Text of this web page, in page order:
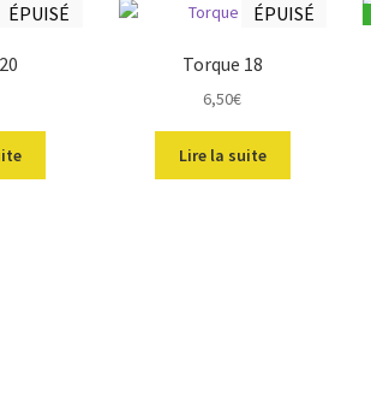
récent
ÉPUISÉ ÉPUISÉ
Torque 18
6,50€
Lire la suite